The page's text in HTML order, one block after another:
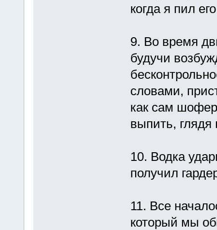
когда я пил
9. Во время
будучи
словами,
как сам
выпить, глядя
10. Водка
получил
11. Все
который мы